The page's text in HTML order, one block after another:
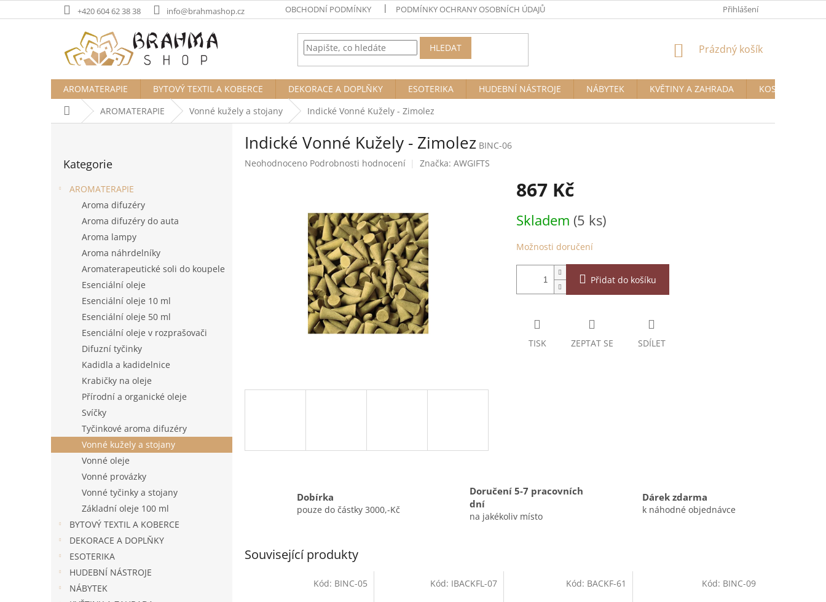
na
+420 604 62 38 38 info@brahmashop.cz OBCHODNÍ PODMÍNKY PODMÍNKY OCHRANY OSOBNÍCH ÚDAJŮ Přihlášení
HLEDAT
NÁKUPNÍ
Prázdný košík
AROMATERAPIE BYTOVÝ TEXTIL A KOBERCE DEKORACE A DOPLŇKY ESOTERIKA HUDEBNÍ NÁSTROJE NÁBYTEK KVĚTINY A ZAHRADA
KOSMETIKA A
Domů AROMATERAPIE Vonné kužely a stojany Indické Vonné Kužely - Zimolez
kategorie
Kategorie
AROMATERAPIE
Aroma difuzéry
Aroma difuzéry do auta
Aroma lampy
Aroma náhrdelníky
Aromaterapeutické soli do koupele
Esenciální oleje
Esenciální oleje 10 ml
Esenciální oleje 50 ml
Esenciální oleje v rozprašovači
Difuzní tyčinky
Kadidla a kadidelnice
Krabičky na oleje
Přírodní a organické oleje
Svíčky
Tyčinkové aroma difuzéry
Vonné kužely a stojany
Vonné oleje
Vonné provázky
Vonné tyčinky a stojany
Základní oleje 100 ml
BYTOVÝ TEXTIL A KOBERCE
DEKORACE A DOPLŇKY
ESOTERIKA
HUDEBNÍ NÁSTROJE
NÁBYTEK
Indické Vonné Kužely - Zimolez BINC-06
Průměrné
Neohodnoceno Podrobnosti hodnocení Značka: AWGIFTS
867 Kč
cena:
Skladem (5 ks)
Možnosti doručení
Přidat do košíku
TISK ZEPTAT SE SDÍLET
Dobírka
pouze do částky 3000,-Kč
Doručení 5-7 pracovních
dní
na jakékoliv místo
Dárek zdarma
k náhodné objednávce
Související produkty
Kód: BINC-05 Kód: IBACKFL-07 Kód: BACKF-61 Kód: BINC-09